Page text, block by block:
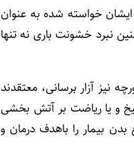
خواسته شده به عنوان
نبرد خشونت باری نه تنها
نیز آزار برسانی، معتقدند
و یا ریاضت بر آتش بخشی
بیمار را باهدف درمان و